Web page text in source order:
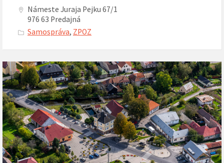
Námeste Juraja Pejku 67/1
976 63 Predajná
Samospráva, ZPOZ